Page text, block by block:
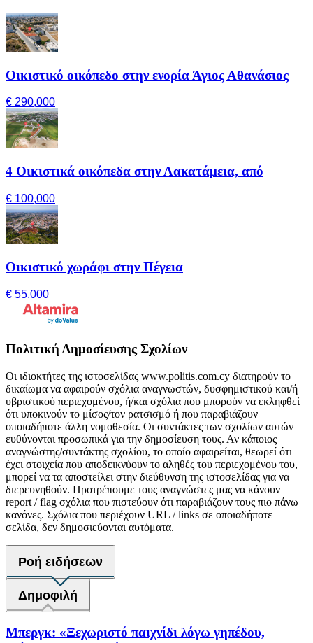
Οικιστικό οικόπεδο στην ενορία Άγιος Αθανάσιος
€ 290,000
4 Οικιστικά οικόπεδα στην Λακατάμεια, από
€ 100,000
Οικιστικό χωράφι στην Πέγεια
€ 55,000
Πολιτική Δημοσίευσης Σχολίων
Οι ιδιοκτήτες της ιστοσελίδας www.politis.com.cy διατηρούν το
δικαίωμα να αφαιρούν σχόλια αναγνωστών, δυσφημιστικού και/ή
υβριστικού περιεχομένου, ή/και σχόλια που μπορούν να εκληφθεί
ότι υποκινούν το μίσος/τον ρατσισμό ή που παραβιάζουν
οποιαδήποτε άλλη νομοθεσία. Οι συντάκτες των σχολίων αυτών
ευθύνονται προσωπικά για την δημοσίευση τους. Αν κάποιος
αναγνώστης/συντάκτης σχολίου, το οποίο αφαιρείται, θεωρεί ότι
έχει στοιχεία που αποδεικνύουν το αληθές του περιεχομένου του,
μπορεί να τα αποστείλει στην διεύθυνση της ιστοσελίδας για να
διερευνηθούν. Προτρέπουμε τους αναγνώστες μας να κάνουν
report / flag σχόλια που πιστεύουν ότι παραβιάζουν τους πιο πάνω
κανόνες. Σχόλια που περιέχουν URL / links σε οποιαδήποτε
σελίδα, δεν δημοσιεύονται αυτόματα.
Ροή ειδήσεων
Δημοφιλή
Μπεργκ: «Ξεχωριστό παιχνίδι λόγω γηπέδου,